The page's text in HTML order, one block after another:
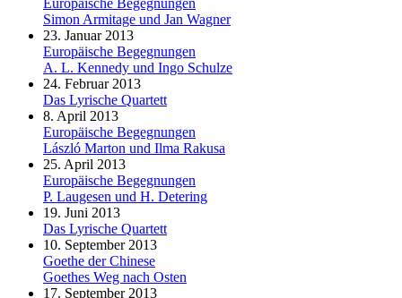
Simon Armitage und Jan Wagner
23. Januar 2013
Europäische Begegnungen
A. L. Kennedy und Ingo Schulze
24. Februar 2013
Das Lyrische Quartett
8. April 2013
Europäische Begegnungen
László Marton und Ilma Rakusa
25. April 2013
Europäische Begegnungen
P. Laugesen und H. Detering
19. Juni 2013
Das Lyrische Quartett
10. September 2013
Goethe der Chinese
Goethes Weg nach Osten
17. September 2013